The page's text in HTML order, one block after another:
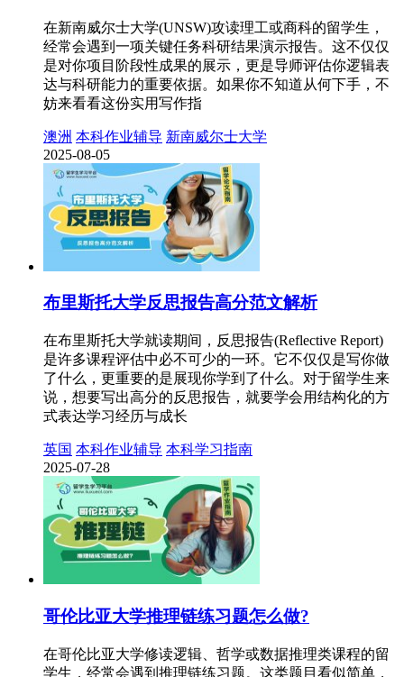
在新南威尔士大学(UNSW)攻读理工或商科的留学生，
经常会遇到一项关键任务科研结果演示报告。这不仅仅
是对你项目阶段性成果的展示，更是导师评估你逻辑表
达与科研能力的重要依据。如果你不知道从何下手，不
妨来看看这份实用写作指
澳洲 本科作业辅导 新南威尔士大学
2025-08-05
布里斯托大学反思报告高分范文解析
在布里斯托大学就读期间，反思报告(Reflective Report)
是许多课程评估中必不可少的一环。它不仅仅是写你做
了什么，更重要的是展现你学到了什么。对于留学生来
说，想要写出高分的反思报告，就要学会用结构化的方
式表达学习经历与成长
英国 本科作业辅导 本科学习指南
2025-07-28
哥伦比亚大学推理链练习题怎么做?
在哥伦比亚大学修读逻辑、哲学或数据推理类课程的留
学生，经常会遇到推理链练习题。这类题目看似简单，